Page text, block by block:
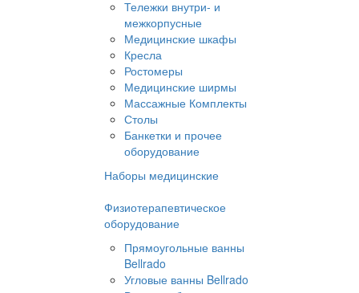
Тележки внутри- и
межкорпусные
Медицинские шкафы
Кресла
Ростомеры
Медицинские ширмы
Массажные Комплекты
Столы
Банкетки и прочее
оборудование
Наборы медицинские
Физиотерапевтическое
оборудование
Прямоугольные ванны
Bellrado
Угловые ванны Bellrado